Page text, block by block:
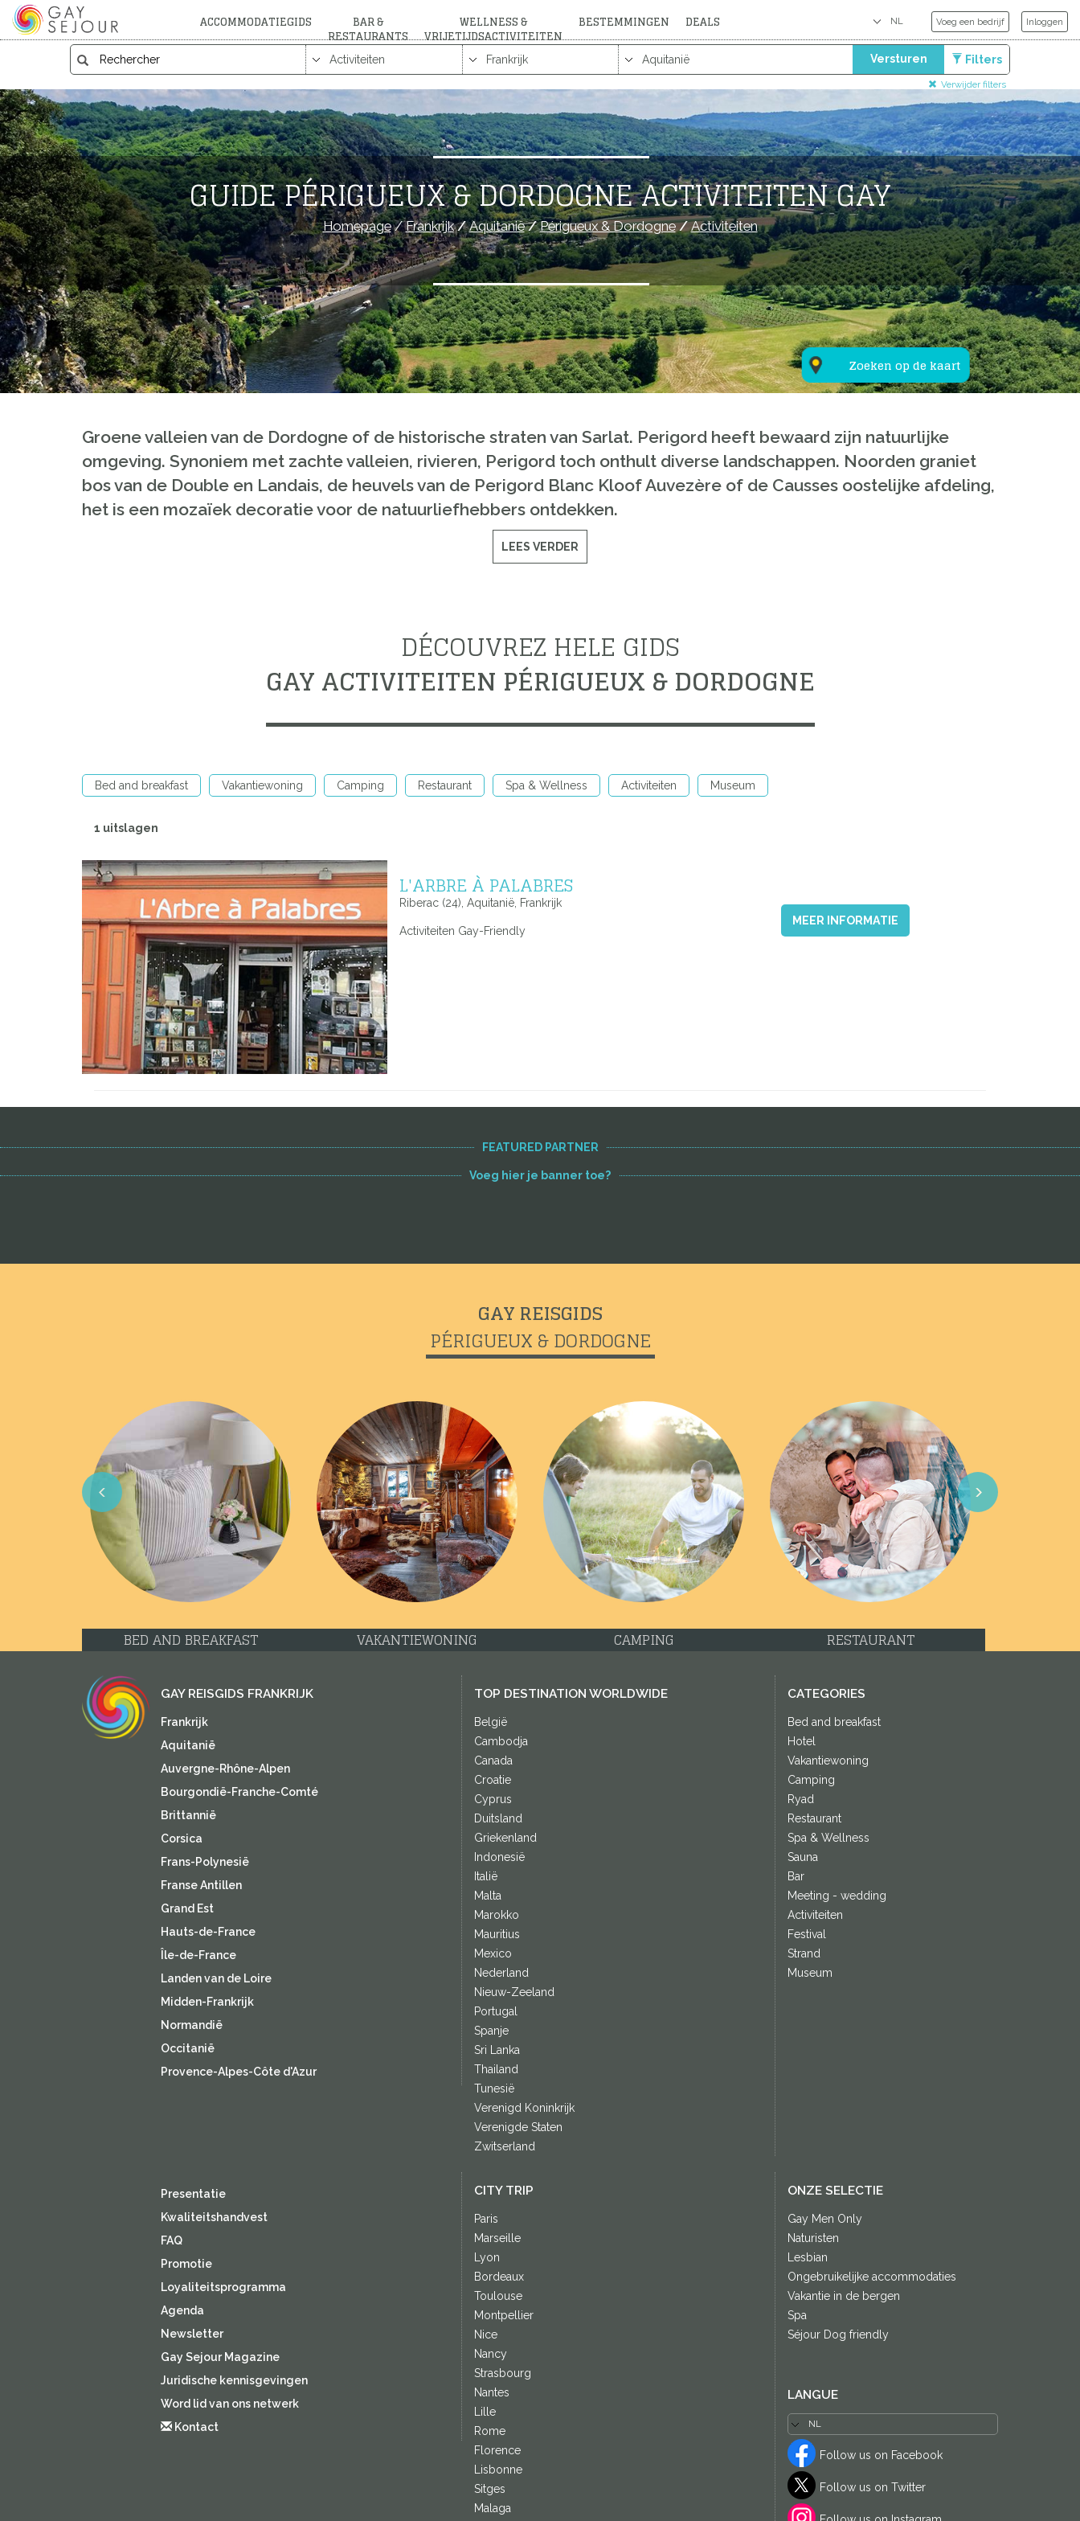
ACCOMMODATIEGIDS BAR &
RESTAURANTS
WELLNESS &
VRIJETIJDSACTIVITEITEN
BESTEMMINGEN DEALS Voeg een bedrijf Inloggen
Versturen Filters
Verwijder filters
Zoeken op de kaart
GUIDE PÉRIGUEUX & DORDOGNE ACTIVITEITEN GAY
Homepage/Frankrijk/Aquitanië/Périgueux & Dordogne/Activiteiten
Groene valleien van de Dordogne of de historische straten van Sarlat. Perigord heeft bewaard zijn natuurlijke
omgeving. Synoniem met zachte valleien, rivieren, Perigord toch onthult diverse landschappen. Noorden graniet
bos van de Double en Landais, de heuvels van de Perigord Blanc Kloof Auvezère of de Causses oostelijke afdeling,
het is een mozaïek decoratie voor de natuurliefhebbers ontdekken.
LEES VERDER
DÉCOUVREZ HELE GIDS
GAY ACTIVITEITEN PÉRIGUEUX & DORDOGNE
Bed and breakfast Vakantiewoning Camping Restaurant Spa & Wellness Activiteiten Museum
1 uitslagen
L'ARBRE À PALABRES
Riberac (24), Aquitanië, Frankrijk
Activiteiten Gay-Friendly
MEER INFORMATIE
FEATURED PARTNER
Voeg hier je banner toe?
GAY REISGIDS
PÉRIGUEUX & DORDOGNE
Previous Next
BED AND BREAKFAST VAKANTIEWONING CAMPING RESTAURANT
GAY REISGIDS FRANKRIJK
Frankrijk
Aquitanië
Auvergne-Rhône-Alpen
Bourgondië-Franche-Comté
Brittannië
Corsica
Frans-Polynesië
Franse Antillen
Grand Est
Hauts-de-France
Île-de-France
Landen van de Loire
Midden-Frankrijk
Normandië
Occitanië
Provence-Alpes-Côte d'Azur
TOP DESTINATION WORLDWIDE
België
Cambodja
Canada
Croatie
Cyprus
Duitsland
Griekenland
Indonesië
Italië
Malta
Marokko
Mauritius
Mexico
Nederland
Nieuw-Zeeland
Portugal
Spanje
Sri Lanka
Thailand
Tunesië
Verenigd Koninkrijk
Verenigde Staten
Zwitserland
CATEGORIES
Bed and breakfast
Hotel
Vakantiewoning
Camping
Ryad
Restaurant
Spa & Wellness
Sauna
Bar
Meeting - wedding
Activiteiten
Festival
Strand
Museum
Presentatie
Kwaliteitshandvest
FAQ
Promotie
Loyaliteitsprogramma
Agenda
Newsletter
Gay Sejour Magazine
Juridische kennisgevingen
Word lid van ons netwerk
Kontact
CITY TRIP
Paris
Marseille
Lyon
Bordeaux
Toulouse
Montpellier
Nice
Nancy
Strasbourg
Nantes
Lille
Rome
Florence
Lisbonne
Sitges
Malaga
ONZE SELECTIE
Gay Men Only
Naturisten
Lesbian
Ongebruikelijke accommodaties
Vakantie in de bergen
Spa
Séjour Dog friendly
LANGUE
Follow us on Facebook
Follow us on Twitter